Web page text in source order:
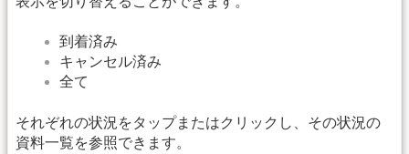
到着済み
キャンセル済み
全て
それぞれの状況をタップまたはクリックし、その状況の
資料一覧を参照できます。